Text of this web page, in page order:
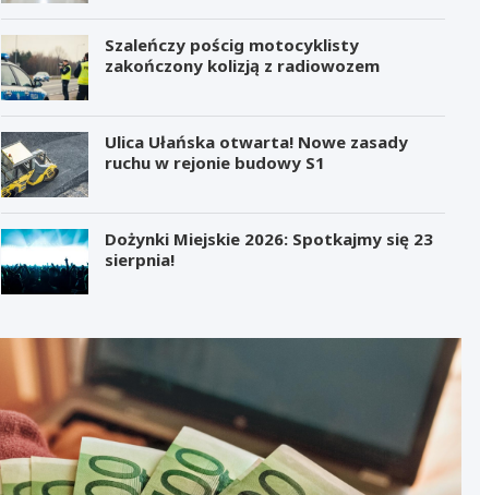
Szaleńczy pościg motocyklisty
zakończony kolizją z radiowozem
Ulica Ułańska otwarta! Nowe zasady
ruchu w rejonie budowy S1
Dożynki Miejskie 2026: Spotkajmy się 23
sierpnia!